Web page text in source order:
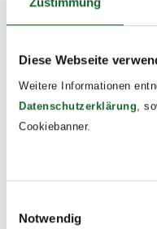
Diese Webseite
Weitere Informationen
Datenschutzerklärung,
Cookiebanner.
Notwendig
Date:
May 14, 2025
Time:
8:00 - 14:30
Event Tags:
2024/25